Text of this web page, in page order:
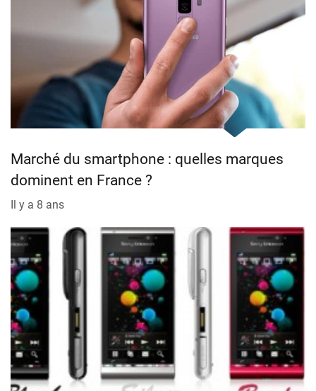
Marché du smartphone : quelles marques
dominent en France ?
Il y a 8 ans